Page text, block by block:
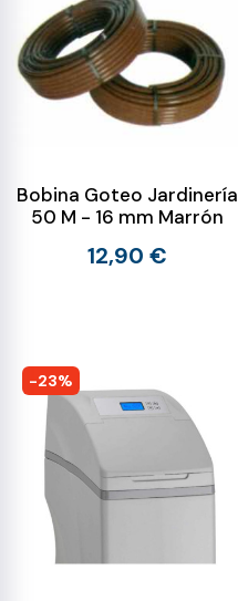
Bobina Goteo Jardinería
50 M - 16 mm Marrón
12,90 €
-23%